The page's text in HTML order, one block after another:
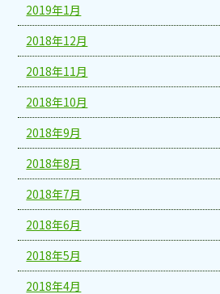
2019年1月
2018年12月
2018年11月
2018年10月
2018年9月
2018年8月
2018年7月
2018年6月
2018年5月
2018年4月